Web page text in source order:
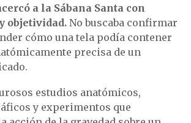
a la Sábana Santa con
objetividad. No buscaba confirmar
cómo una tela podía contener
precisa de un
estudios anatómicos,
y experimentos que